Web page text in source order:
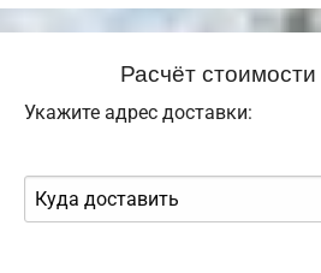
Расчёт
Укажите адрес доставки: